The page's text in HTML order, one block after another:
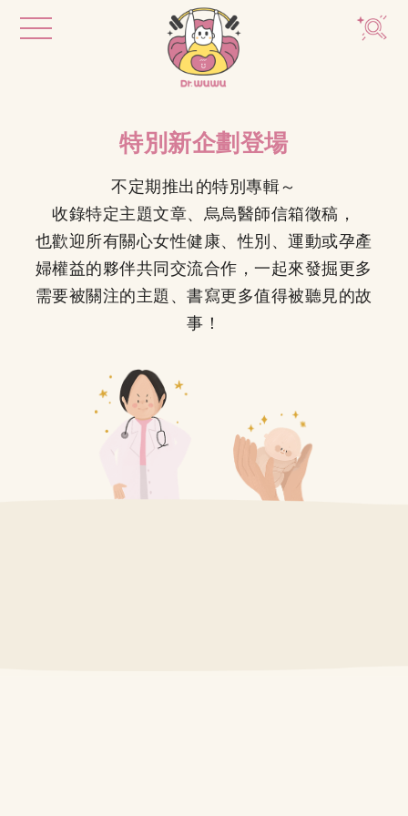
特別新企劃登場
不定期推出的特別專輯～
收錄特定主題文章、烏烏醫師信箱徵稿，
也歡迎所有關心女性健康、性別、運動或孕產
婦權益的夥伴共同交流合作，一起來發掘更多
需要被關注的主題、書寫更多值得被聽見的故
事！